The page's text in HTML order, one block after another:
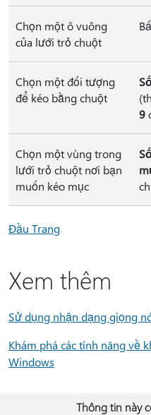
Chọn một ô vuông
của lưới trỏ chuột
Chọn một đối tượng
để kéo bằng chuột
9
Chọn một vùng trong
lưới trỏ chuột nơi bạn
muốn kéo mục
Đầu Trang
Xem thêm
Sử dụng nhận dạng giọng
Khám phá các tính năng về
Windows
Thông tin này